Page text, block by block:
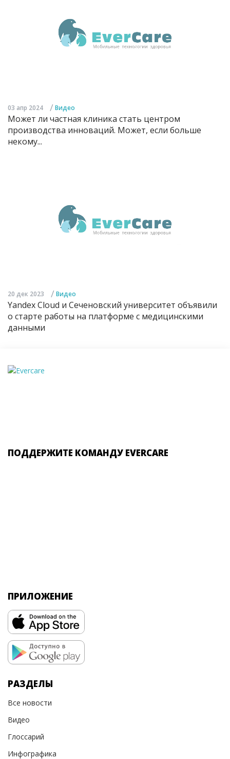
03 апр 2024 / Видео
Может ли частная клиника стать центром
производства инноваций. Может, если больше
некому...
20 дек 2023 / Видео
Yandex Cloud и Сеченовский университет объявили
о старте работы на платформе с медицинскими
данными
ПОДДЕРЖИТЕ КОМАНДУ EVERCARE
ПРИЛОЖЕНИЕ
РАЗДЕЛЫ
Все новости
Видео
Глоссарий
Инфографика